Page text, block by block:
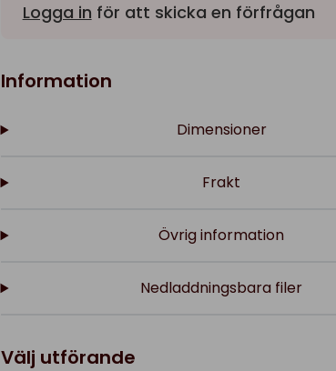
Logga in för att skicka en förfrågan
Information
Dimensioner
Frakt
Övrig information
Nedladdningsbara filer
Välj utförande